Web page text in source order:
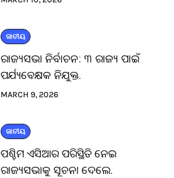
ଜାତୀୟ
ରାଜ୍ୟସଭା ନିର୍ବାଚନ: ୩ ରାଜ୍ୟ ପାଇଁ
ପର୍ଯ୍ୟବେକ୍ଷକ ନିଯୁକ୍ତ.
MARCH 9, 2026
ଜାତୀୟ
ପଶ୍ଚିମ ଏସିଆର ପରିସ୍ଥିତି ନେଇ
ରାଜ୍ୟସଭାକୁ ସୂଚନା ଦେଲେ.